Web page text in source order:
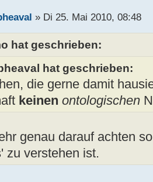
» Di 25. Mai 2010, 08:48
hat geschrieben:
hat geschrieben:
die gerne damit
keinen ontologischen
genau darauf achten
zu verstehen ist.